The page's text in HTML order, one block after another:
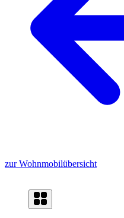
zur Wohnmobilübersicht